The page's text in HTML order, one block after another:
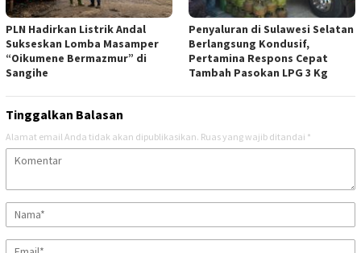
PLN Hadirkan Listrik Andal
Sukseskan Lomba Masamper
“Oikumene Bermazmur” di
Sangihe
Penyaluran di Sulawesi Selatan
Berlangsung Kondusif,
Pertamina Respons Cepat
Tambah Pasokan LPG 3 Kg
Tinggalkan Balasan
Alamat email Anda tidak akan dipublikasikan. Ruas yang wajib ditandai *